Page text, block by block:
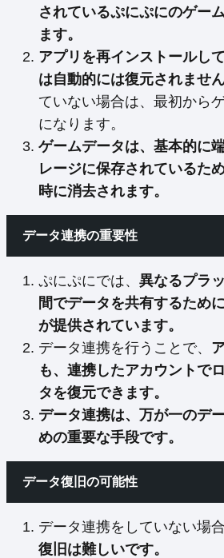
されているぷにぷにのゲー
ます。
アプリを再インストールし
は自動的には復元されません
ていない場合は、最初から
になります。
ゲームデータは、基本的に
レージに保存されているた
時に消去されます。
データ連携の重要性
ぷにぷにでは、 異なるプラ
間でデータを共有するため
が提供されています。
データ連携を行うことで、
も、連携したアカウントで
タを復元できます。
データ連携は、万が一のデ
めの重要な手段です。
データ復旧の可能性
データ連携をしていない場合
復旧は難しいです。